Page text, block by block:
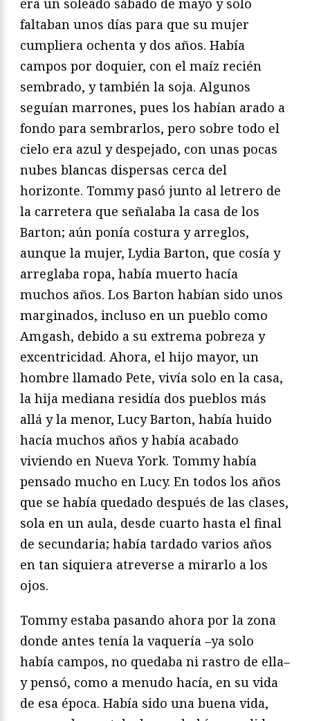
faltaban unos días para que su mujer
cumpliera ochenta y dos años. Había
campos por doquier, con el maíz recién
sembrado, y también la soja. Algunos
seguían marrones, pues los habían arado a
fondo para sembrarlos, pero sobre todo el
cielo era azul y despejado, con unas pocas
nubes blancas dispersas cerca del
horizonte. Tommy pasó junto al letrero de
la carretera que señalaba la casa de los
Barton; aún ponía costura y arreglos,
aunque la mujer, Lydia Barton, que cosía y
arreglaba ropa, había muerto hacía
muchos años. Los Barton habían sido unos
marginados, incluso en un pueblo como
Amgash, debido a su extrema pobreza y
excentricidad. Ahora, el hijo mayor, un
hombre llamado Pete, vivía solo en la casa,
la hija mediana residía dos pueblos más
allá y la menor, Lucy Barton, había huido
hacía muchos años y había acabado
viviendo en Nueva York. Tommy había
pensado mucho en Lucy. En todos los años
que se había quedado después de las clases,
sola en un aula, desde cuarto hasta el final
de secundaria; había tardado varios años
en tan siquiera atreverse a mirarlo a los
ojos.
Tommy estaba pasando ahora por la zona
donde antes tenía la vaquería –ya solo
había campos, no quedaba ni rastro de ella–
y pensó, como a menudo hacía, en su vida
de esa época. Había sido una buena vida,